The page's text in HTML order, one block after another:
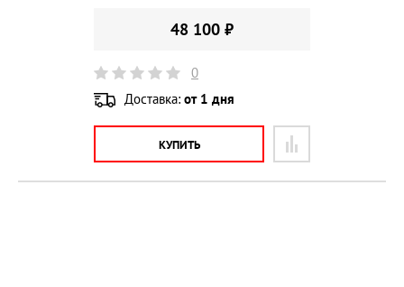
48 100 ₽
0
Доставка: от 1 дня
КУПИТЬ